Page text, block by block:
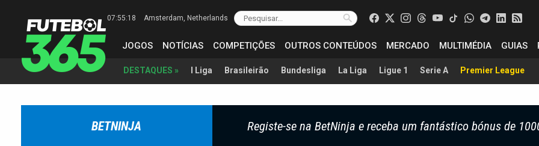
07:55:19 Amsterdam, Netherlands
JOGOS NOTÍCIAS COMPETIÇÕES OUTROS CONTEÚDOS MERCADO MULTIMÉDIA GUIAS
DESTAQUES » I Liga Brasileirão Bundesliga La Liga Ligue 1 Serie A Premier League
BETNINJA Registe-se na BetNinja e receba um fantástico bónus de